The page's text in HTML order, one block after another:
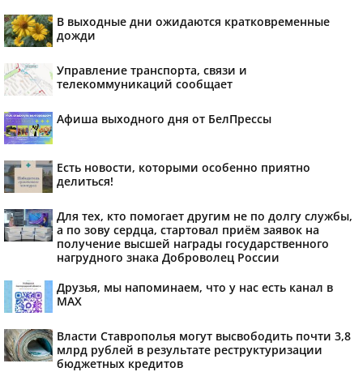
В выходные дни ожидаются кратковременные
дожди
Управление транспорта, связи и
телекоммуникаций сообщает
Афиша выходного дня от БелПрессы
Есть новости, которыми особенно приятно
делиться!
Для тех, кто помогает другим не по долгу службы,
а по зову сердца, стартовал приём заявок на
получение высшей награды государственного
нагрудного знака Доброволец России
Друзья, мы напоминаем, что у нас есть канал в
МАХ
Власти Ставрополья могут высвободить почти 3,8
млрд рублей в результате реструктуризации
бюджетных кредитов